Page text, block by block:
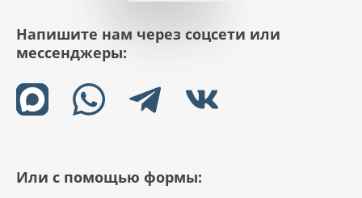
Напишите нам через соцсети или
мессенджеры:
Или с помощью формы: